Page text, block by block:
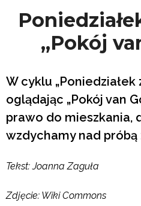
„Pokój
W cyklu „Poniedziałek
oglądając „Pokój van
prawo do mieszkania,
wzdychamy nad
Tekst: Joanna Zaguła
Zdjęcie: Wiki Commons